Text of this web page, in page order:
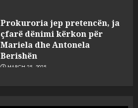
Prokuroria jep pretencën, ja
çfarë dënimi kërkon për
Mariela dhe Antonela
Berishën
MARCH 25, 2025